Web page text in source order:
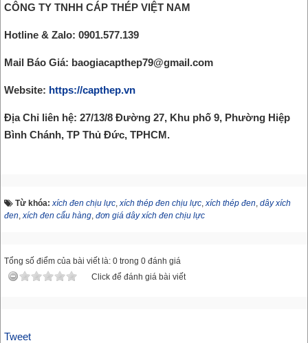
CÔNG TY TNHH CÁP THÉP VIỆT NAM
Hotline & Zalo: 0901.577.139
Mail Báo Giá: baogiacapthep79@gmail.com
Website: https://capthep.vn
Địa Chỉ liên hệ: 27/13/8 Đường 27, Khu phố 9, Phường Hiệp
Bình Chánh, TP Thủ Đức, TPHCM.
Từ khóa: xích đen chịu lực xích thép đen chịu lực xích thép đen dây xích
đen xích đen cẩu hàng đơn giá dây xích đen chịu lực
Tổng số điểm của bài viết là: 0 trong 0 đánh giá
Click để đánh giá bài viết
Tweet